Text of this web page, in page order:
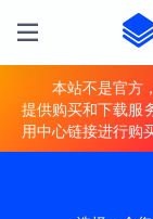
本站不是官方
提供购买和下载服
用中心链接进行购